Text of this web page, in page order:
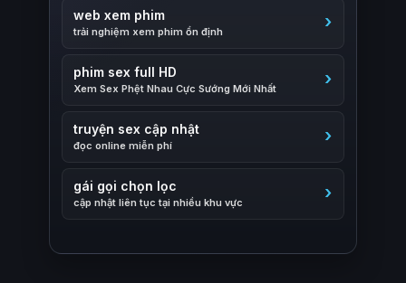
web xem phim
trải nghiệm xem phim ổn định
phim sex full HD
Xem Sex Phệt Nhau Cực Sướng Mới Nhất
truyện sex cập nhật
đọc online miễn phí
gái gọi chọn lọc
cập nhật liên tục tại nhiều khu vực